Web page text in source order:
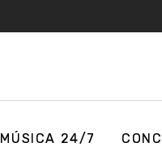
MÚSICA 24/7